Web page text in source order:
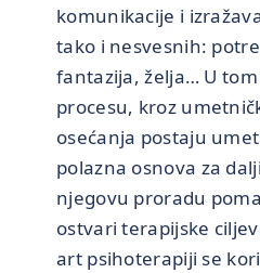
komunikacije i
tako i nesvesnih:
fantazija, želja… U
procesu, kroz
osećanja postaju
polazna osnova za
njegovu proradu
ostvari terapijske
art psihoterapiji se